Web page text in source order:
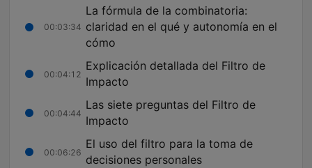
00:03:34
La fórmula de la combinatoria:
claridad en el qué y autonomía en el
cómo
00:04:12
Explicación detallada del Filtro de
Impacto
00:04:44
Las siete preguntas del Filtro de
Impacto
00:06:26
El uso del filtro para la toma de
decisiones personales